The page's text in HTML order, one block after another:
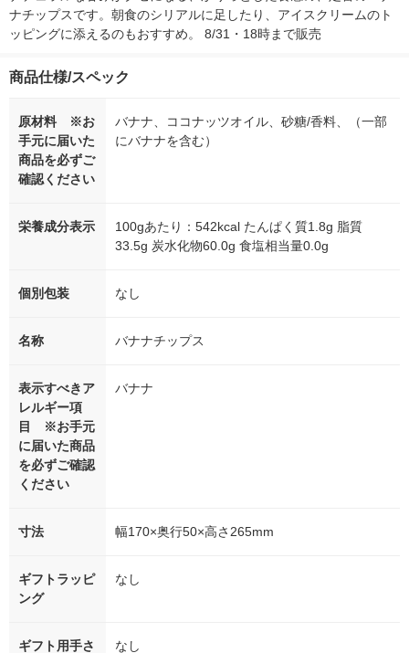
ナチップスです。朝食のシリアルに足したり、アイスクリームのト
ッピングに添えるのもおすすめ。 8/31・18時まで販売
商品仕様/スペック
原材料 ※お
手元に届いた
商品を必ずご
確認ください
バナナ、ココナッツオイル、砂糖/香料、（一部
にバナナを含む）
栄養成分表示
100gあたり：542kcal たんぱく質1.8g 脂質
33.5g 炭水化物60.0g 食塩相当量0.0g
個別包装 なし
名称 バナナチップス
表示すべきア
レルギー項
目 ※お手元
に届いた商品
を必ずご確認
ください
バナナ
寸法 幅170×奥行50×高さ265mm
ギフトラッピ
ング
なし
ギフト用手さ なし